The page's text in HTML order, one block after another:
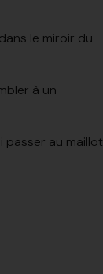
le miroir du
à un
passer au maillot